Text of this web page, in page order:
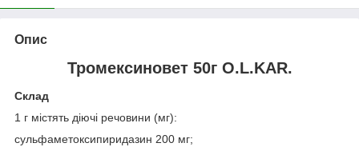
Опис
Тромексиновет 50г O.L.KAR.
Склад
1 г містять діючі речовини (мг):
сульфаметоксипиридазин 200 мг;